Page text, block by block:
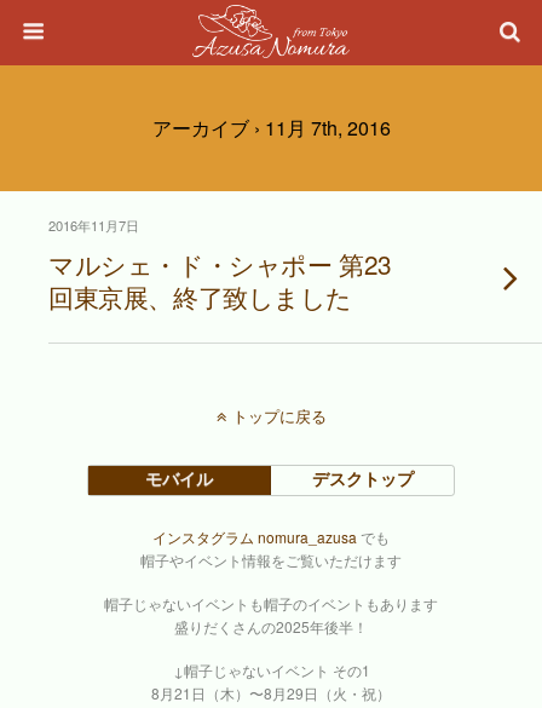
アーカイブ › 11月 7th, 2016
2016年11月7日
マルシェ・ド・シャポー 第23
回東京展、終了致しました
トップに戻る
モバイル デスクトップ
インスタグラム nomura_azusa でも
帽子やイベント情報をご覧いただけます
帽子じゃないイベントも帽子のイベントもあります
盛りだくさんの2025年後半！
↓帽子じゃないイベント その1
8月21日（木）〜8月29日（火・祝）